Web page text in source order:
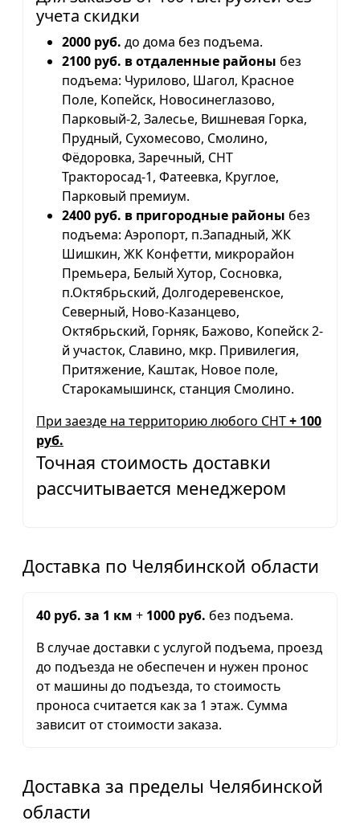
учета скидки
2000 руб. до дома без подъема.
2100 руб. в отдаленные районы без
подъема: Чурилово, Шагол, Красное
Поле, Копейск, Новосинеглазово,
Парковый-2, Залесье, Вишневая Горка,
Прудный, Сухомесово, Смолино,
Фёдоровка, Заречный, СНТ
Тракторосад-1, Фатеевка, Круглое,
Парковый премиум.
2400 руб. в пригородные районы без
подъема: Аэропорт, п.Западный, ЖК
Шишкин, ЖК Конфетти, микрорайон
Премьера, Белый Хутор, Сосновка,
п.Октябрьский, Долгодеревенское,
Северный, Ново-Казанцево,
Октябрьский, Горняк, Бажово, Копейск 2-
й участок, Славино, мкр. Привилегия,
Притяжение, Каштак, Новое поле,
Старокамышинск, станция Смолино.
При заезде на территорию любого СНТ+ 100
руб.
Точная стоимость доставки
рассчитывается менеджером
Доставка по Челябинской области
40 руб. за 1 км + 1000 руб. без подъема.
В случае доставки с услугой подъема, проезд
до подъезда не обеспечен и нужен пронос
от машины до подъезда, то стоимость
проноса считается как за 1 этаж. Сумма
зависит от стоимости заказа.
Доставка за пределы Челябинской
области